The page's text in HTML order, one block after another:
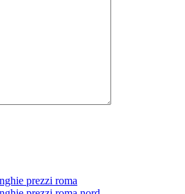
prezzi roma